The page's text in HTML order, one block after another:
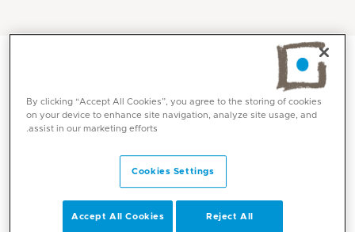
By clicking “Accept All Cookies”, you agree to the storing of cookies
on your device to enhance site navigation, analyze site usage, and
assist in our marketing efforts.
Cookies Settings
Reject All
Accept All Cookies